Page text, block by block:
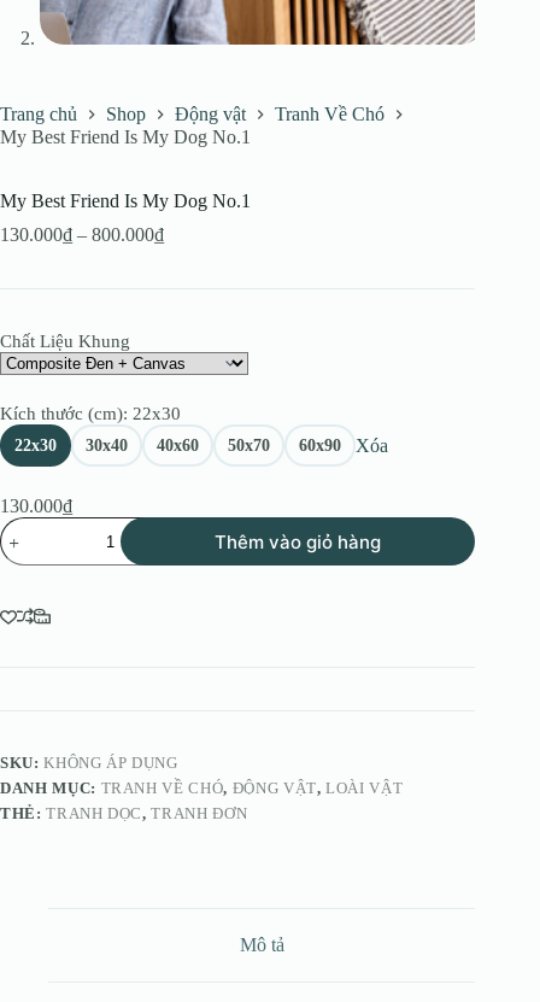
Trang chủ Shop Động vật
Tranh Về Chó
My Best Friend Is My Dog No.1
My Best Friend Is My Dog No.1
130.000₫ – 800.000₫Khoảng
Chất Liệu Khung
Kích thước (cm): 22x30
22x30 30x40 40x60 50x70 60x90 Xóa
130.000₫
My
Best
Friend
My
Dog
số
Thêm vào giỏ hàng
SKU:KHÔNG ÁP DỤNG
DANH MỤC: TRANH VỀ CHÓ, ĐỘNG VẬT,LOÀI VẬT
THẺ:TRANH DỌC,TRANH ĐƠN
Mô tả